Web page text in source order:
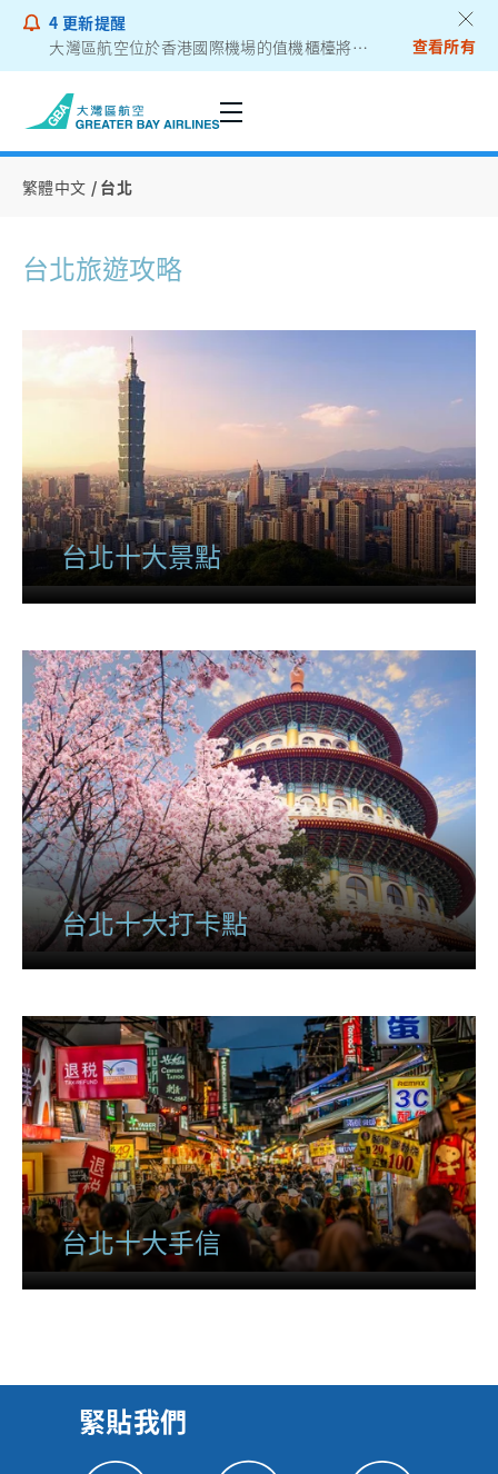
4 更新提醒
大灣區航空位於香港國際機場的值機櫃檯將遷往二號客運大樓
查看所有
繁體中文 台北
台北旅遊攻略
台北十大景點
台北十大打卡點
台北十大手信
緊貼我們